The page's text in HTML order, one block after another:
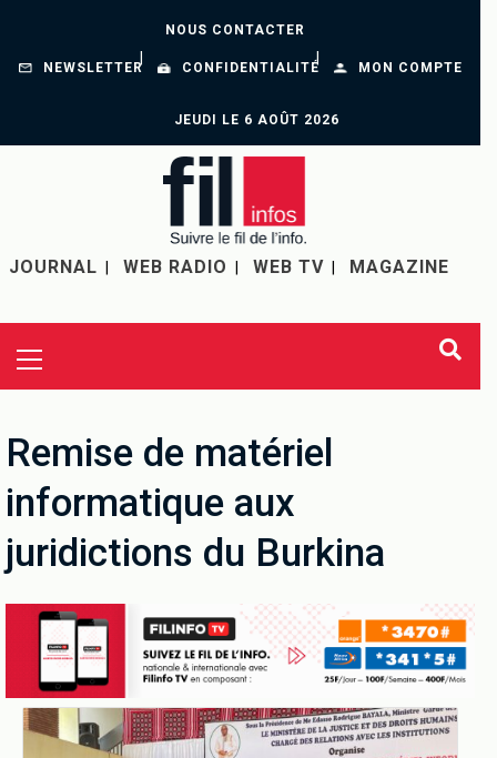
NOUS CONTACTER
NEWSLETTER CONFIDENTIALITÉ MON COMPTE
JEUDI LE 6 AOÛT 2026
JOURNAL WEB RADIO WEB TV MAGAZINE
Remise de matériel
informatique aux
juridictions du Burkina